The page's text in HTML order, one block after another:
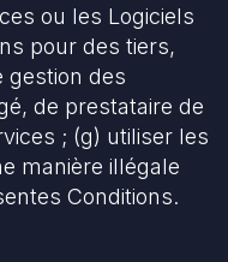
ou les Logiciels
pour des tiers,
gestion des
de prestataire de
; (g) utiliser les
manière illégale
Conditions.